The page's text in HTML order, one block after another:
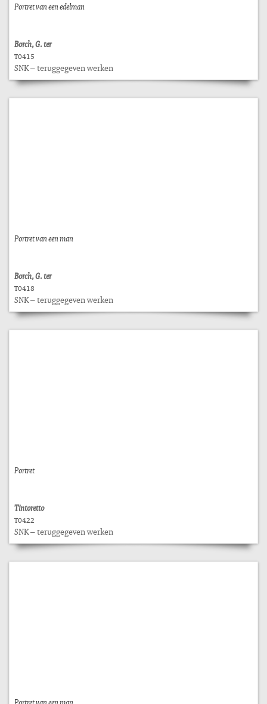
Portret van een edelman
Borch, G. ter
T0415
SNK – teruggegeven werken
Portret van een man
Borch, G. ter
T0418
SNK – teruggegeven werken
Portret
Tintoretto
T0422
SNK – teruggegeven werken